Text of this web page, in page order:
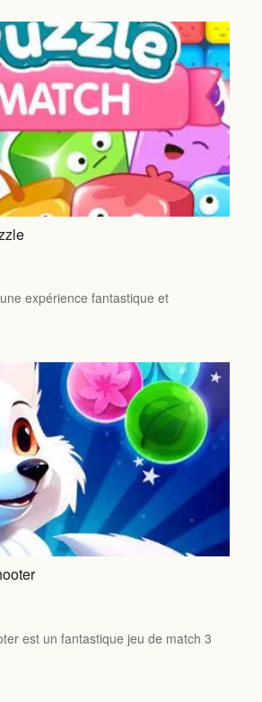
expérience fantastique et
est un fantastique jeu de match 3